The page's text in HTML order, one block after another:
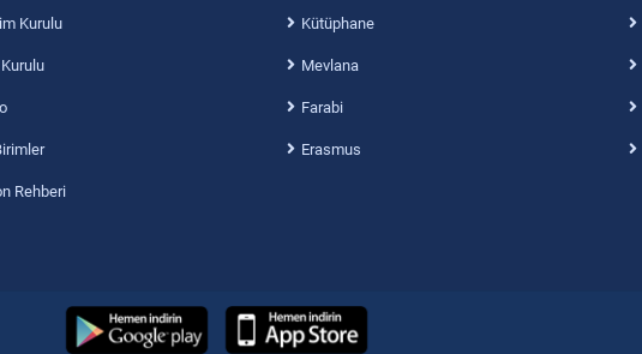
Kurulu
Rehberi
Kütüphane
Mevlana
Farabi
Erasmus